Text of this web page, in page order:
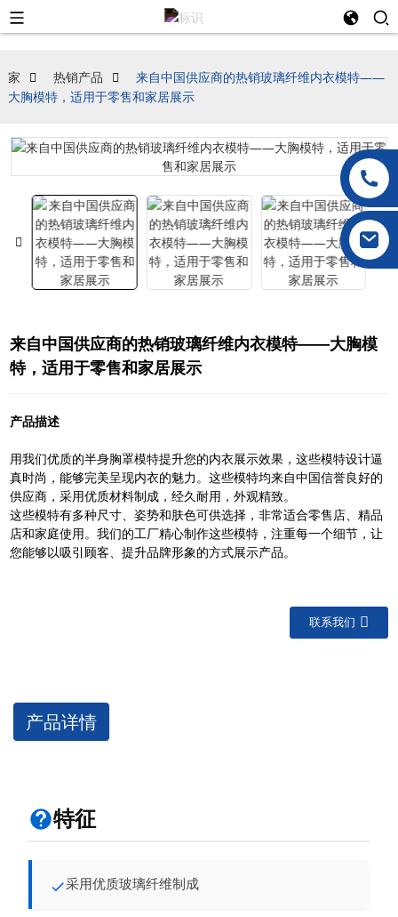
家 热销产品
来自中国供应商的热销玻璃纤维内衣模特——
大胸模特，适用于零售和家居展示
来自中国供应商的热销玻璃纤维内衣模特——大胸模
特，适用于零售和家居展示
产品描述
用我们优质的半身胸罩模特提升您的内衣展示效果，这些模特设计逼
真时尚，能够完美呈现内衣的魅力。这些模特均来自中国信誉良好的
供应商，采用优质材料制成，经久耐用，外观精致。
这些模特有多种尺寸、姿势和肤色可供选择，非常适合零售店、精品
店和家庭使用。我们的工厂精心制作这些模特，注重每一个细节，让
您能够以吸引顾客、提升品牌形象的方式展示产品。
联系我们
产品详情
特征
采用优质玻璃纤维制成